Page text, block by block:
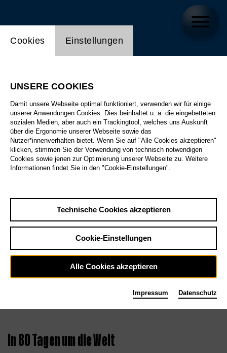
In 80 Tagen um die Welt
Einstellung Website Cookie
Cookies Einstellungen
UNSERE COOKIES
Damit unsere Webseite optimal funktioniert, verwenden wir für einige
unserer Anwendungen Cookies. Dies beinhaltet u. a. die eingebetteten
sozialen Medien, aber auch ein Trackingtool, welches uns Auskunft
über die Ergonomie unserer Webseite sowie das
Nutzer*innenverhalten bietet. Wenn Sie auf "Alle Cookies akzeptieren"
klicken, stimmen Sie der Verwendung von technisch notwendigen
Cookies sowie jenen zur Optimierung unserer Webseite zu. Weitere
Informationen findet Sie in den "Cookie-Einstellungen".
Technische Cookies akzeptieren
Cookie-Einstellungen
Alle Cookies akzeptieren
Impressum Datenschutz